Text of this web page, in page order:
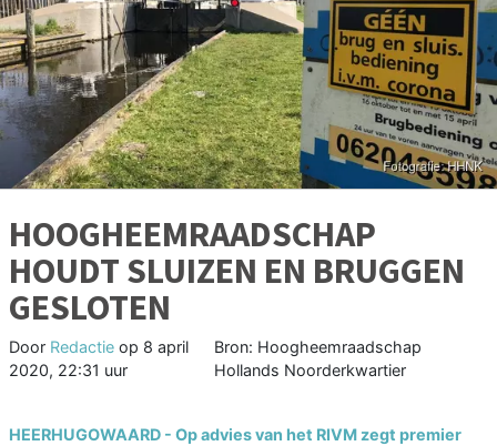
HOOGHEEMRAADSCHAP
HOUDT SLUIZEN EN BRUGGEN
GESLOTEN
Door Redactie op 8 april
2020, 22:31 uur
Bron: Hoogheemraadschap
Hollands Noorderkwartier
HEERHUGOWAARD - Op advies van het RIVM zegt premier